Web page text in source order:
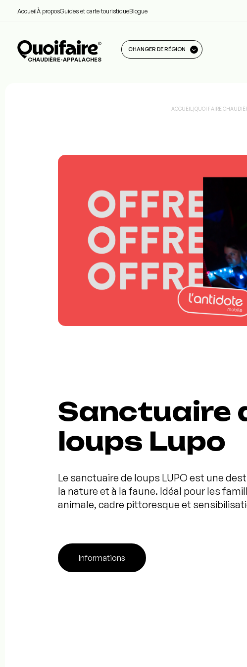
AccueilÀ proposGuides et carte touristiqueBlogue
CHAUDIÈRE-APPALACHES
CHANGER DE RÉGION
ACCUEIL |QUOI FAIRE
Sanctuaire
loups Lupo
Le sanctuaire de loups LUPO est une
la nature et à la faune. Idéal pour les
animale, cadre pittoresque et
Informations